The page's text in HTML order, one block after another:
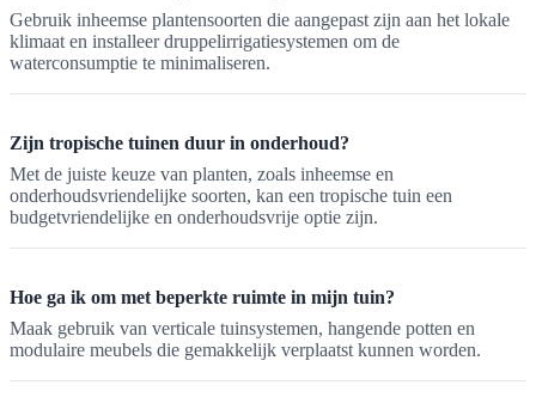
Gebruik inheemse plantensoorten die aangepast zijn aan het lokale
klimaat en installeer druppelirrigatiesystemen om de
waterconsumptie te minimaliseren.
Zijn tropische tuinen duur in onderhoud?
Met de juiste keuze van planten, zoals inheemse en
onderhoudsvriendelijke soorten, kan een tropische tuin een
budgetvriendelijke en onderhoudsvrije optie zijn.
Hoe ga ik om met beperkte ruimte in mijn tuin?
Maak gebruik van verticale tuinsystemen, hangende potten en
modulaire meubels die gemakkelijk verplaatst kunnen worden.